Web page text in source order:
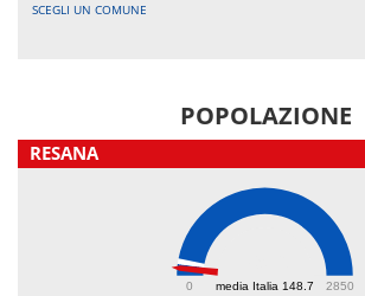
SCEGLI UN COMUNE
POPOLAZIONE
RESANA
media Italia 148.7
0 2850